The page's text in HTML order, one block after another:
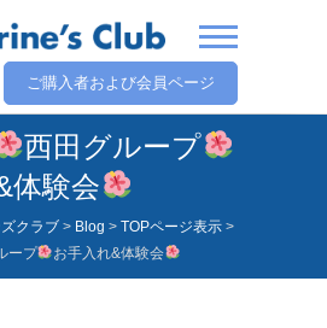
ご購入者および会員ページ
西田グループ
体験会
クラブ > Blog > TOPページ表示 >
ープ お手入れ&体験会